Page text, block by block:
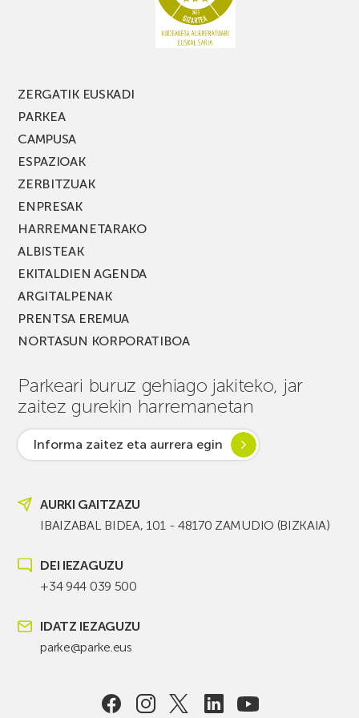
ZERGATIK EUSKADI
PARKEA
CAMPUSA
ESPAZIOAK
ZERBITZUAK
ENPRESAK
HARREMANETARAKO
ALBISTEAK
EKITALDIEN AGENDA
ARGITALPENAK
PRENTSA EREMUA
NORTASUN KORPORATIBOA
Parkeari buruz gehiago jakiteko, jar
zaitez gurekin harremanetan
Informa zaitez eta aurrera egin
AURKI GAITZAZU
IBAIZABAL BIDEA, 101 - 48170 ZAMUDIO (BIZKAIA)
DEI IEZAGUZU
+34 944 039 500
IDATZ IEZAGUZU
parke@parke.eus